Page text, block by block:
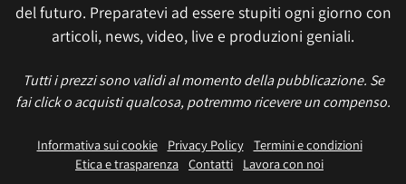
del futuro. Preparatevi ad essere stupiti ogni giorno con
articoli, news, video, live e produzioni geniali.
Tutti i prezzi sono validi al momento della pubblicazione. Se
fai click o acquisti qualcosa, potremmo ricevere un compenso.
Informativa sui cookie Privacy Policy
Termini e condizioni
Etica e trasparenza Contatti
Lavora con noi